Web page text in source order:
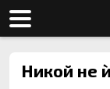
Никой не